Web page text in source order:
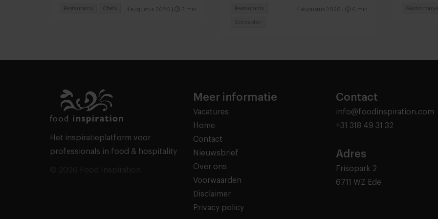
4 augustus 2026 3 min
Restaurants Chefs 4 augustus 2026 6 min
Restaurants
Concepten
Gastronomie
Het inspiratieplatform voor
professionals in food & hospitality
Meer informatie
Vacatures
Home
Contact
Nieuwsbrief
Over ons
Voorwaarden
Disclaimer
Privacy policy
Contact
info@foodinspiration.com
+31 318 49 31 32
Adres
Frisopark 2
6711 WZ Ede